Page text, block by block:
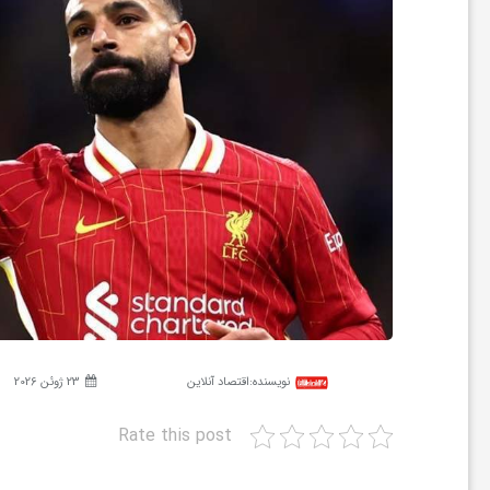
نویسنده:اقتصاد آنلاین 23 ژوئن 2026
Rate this post